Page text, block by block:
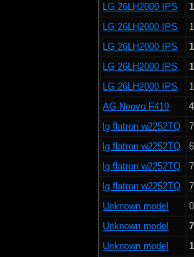
LG 26LH2000 IPS
LG 26LH2000 IPS
LG 26LH2000 IPS
LG 26LH2000 IPS
LG 26LH2000 IPS
AG Neovo F419
lg flatron w2252TQ
lg flatron w2252TQ
lg flatron w2252TQ
lg flatron w2252TQ
Unknown model
Unknown model
Unknown model